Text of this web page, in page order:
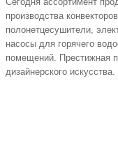
производства
полонетцесушители,
насосы для горячего
помещений. Престижная
дизайнерского искусства.